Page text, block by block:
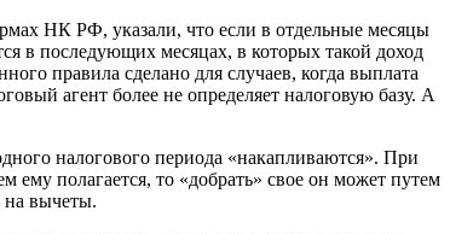
НК РФ, указали, что если в отдельные месяцы
в последующих месяцах, в которых такой доход
правила сделано для случаев, когда выплата
агент более не определяет налоговую базу. А
налогового периода «накапливаются». При
полагается, то «добрать» свое он может путем
вычеты.